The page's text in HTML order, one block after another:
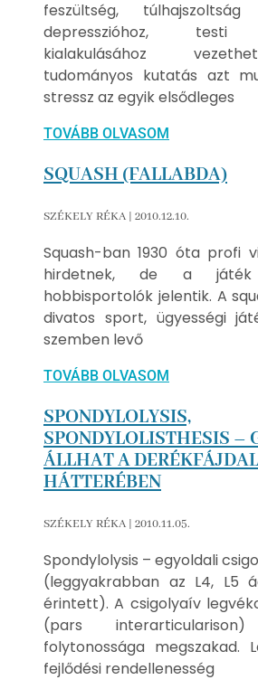
feszültség, túlhajszoltság
depresszióhoz, testi
kialakulásához
tudományos kutatás azt
stressz az egyik elsődleges
TOVÁBB OLVASOM
SQUASH (FALLABDA)
SZÉKELY RÉKA 2010.12.10.
Squash-ban 1930 óta profi
hirdetnek, de a
hobbisportolók jelentik. A
divatos sport, ügyességi
szemben levő
TOVÁBB OLVASOM
SPONDYLOLYSIS,
SPONDYLOLISTHESIS –
ÁLLHAT A
HÁTTERÉBEN
SZÉKELY RÉKA 2010.11.05.
Spondylolysis – egyoldali
(leggyakrabban az L4, L5
érintett). A csigolyaív
(pars
folytonossága megszakad.
fejlődési rendellenesség